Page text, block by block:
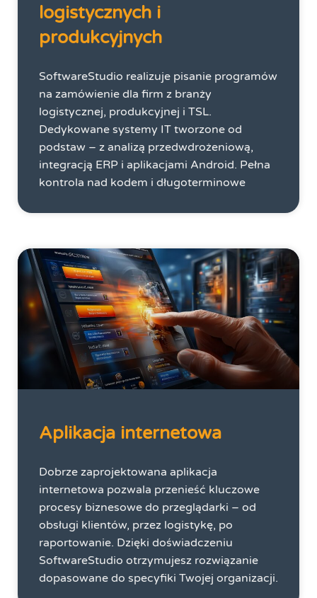
logistycznych i
produkcyjnych
SoftwareStudio realizuje pisanie programów
na zamówienie dla firm z branży
logistycznej, produkcyjnej i TSL.
Dedykowane systemy IT tworzone od
podstaw – z analizą przedwdrożeniową,
integracją ERP i aplikacjami Android. Pełna
kontrola nad kodem i długoterminowe
Aplikacja internetowa
Dobrze zaprojektowana aplikacja
internetowa pozwala przenieść kluczowe
procesy biznesowe do przeglądarki – od
obsługi klientów, przez logistykę, po
raportowanie. Dzięki doświadczeniu
SoftwareStudio otrzymujesz rozwiązanie
dopasowane do specyfiki Twojej organizacji.